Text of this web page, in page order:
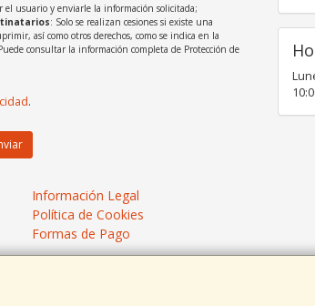
el usuario y enviarle la información solicitada;
: Solo se realizan cesiones si existe una
así como otros derechos, como se indica en la
consultar la información completa de Protección de
.
Información Legal
Política de Cookies
Formas de Pago